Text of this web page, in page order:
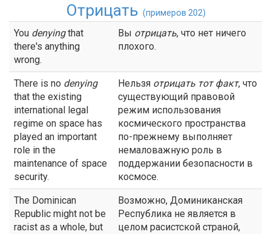
Отрицать (примеров 202)
You denyingthat
there's anything
wrong.
Вы отрицать, что нет ничего
плохого.
There is no denying
that the existing
international legal
regime on space has
played an important
role in the
maintenance of space
security.
Нельзя отрицать тот факт, что
существующий правовой
режим использования
космического пространства
по-прежнему выполняет
немаловажную роль в
поддержании безопасности в
космосе.
The Dominican
Republic might not be
racist as a whole, but
Возможно, Доминиканская
Республика не является в
целом расистской страной,